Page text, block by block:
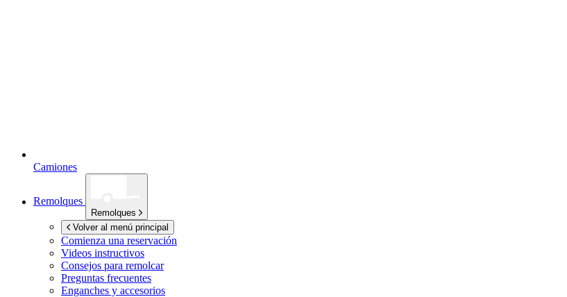
Camiones
Remolques
Remolques
Volver al menú principal
Comienza una reservación
Videos instructivos
Consejos para remolcar
Preguntas frecuentes
Enganches y accesorios